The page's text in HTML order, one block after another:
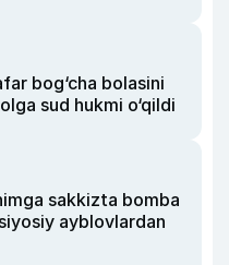
bog‘cha bolasini
sud hukmi o‘qildi
sakkizta bomba
ayblovlardan